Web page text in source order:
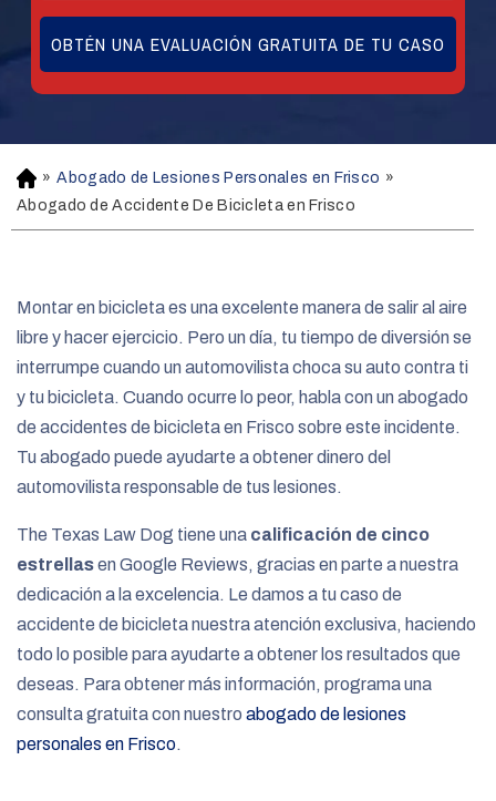
H
o
m
» Abogado de Lesiones Personales en Frisco »
Abogado de Accidente De Bicicleta en Frisco
Montar en bicicleta es una excelente manera de salir al aire
libre y hacer ejercicio. Pero un día, tu tiempo de diversión se
interrumpe cuando un automovilista choca su auto contra ti
y tu bicicleta. Cuando ocurre lo peor, habla con un abogado
de accidentes de bicicleta en Frisco sobre este incidente.
Tu abogado puede ayudarte a obtener dinero del
automovilista responsable de tus lesiones.
The Texas Law Dog tiene una calificación de cinco
estrellasen Google Reviews, gracias en parte a nuestra
dedicación a la excelencia. Le damos a tu caso de
accidente de bicicleta nuestra atención exclusiva, haciendo
todo lo posible para ayudarte a obtener los resultados que
deseas. Para obtener más información, programa una
consulta gratuita con nuestro abogado de lesiones
personales en Frisco.